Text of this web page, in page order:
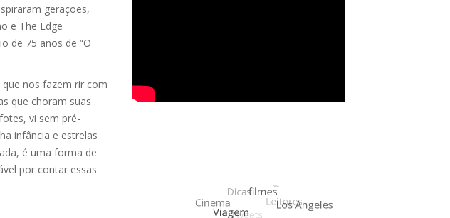
gerações,
e The Edge
de 75 anos de “O
nos fazem rir com
que choram suas
vi sem pré-
infância e estrelas
é uma forma de
por contar essas